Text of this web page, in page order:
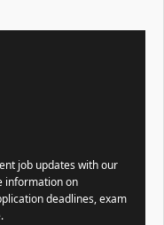
job updates with our
information on
deadlines, exam